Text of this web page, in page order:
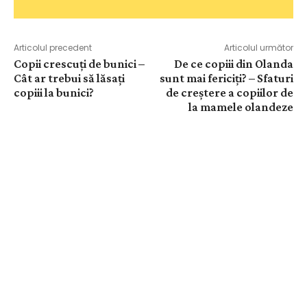
Articolul precedent
Copii crescuți de bunici –
Cât ar trebui să lăsați
copiii la bunici?
Articolul următor
De ce copiii din Olanda
sunt mai fericiți? – Sfaturi
de creștere a copiilor de
la mamele olandeze